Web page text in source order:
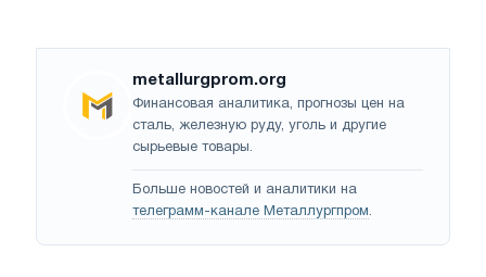
metallurgprom.org
Финансовая аналитика, прогнозы цен на
сталь, железную руду, уголь и другие
сырьевые товары.
Больше новостей и аналитики на
телеграмм-канале Металлургпром.